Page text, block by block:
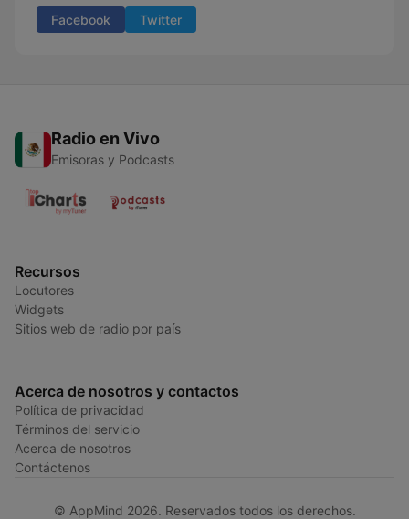
Facebook Twitter
Radio en Vivo
Emisoras y Podcasts
Recursos
Locutores
Widgets
Sitios web de radio por país
Acerca de nosotros y contactos
Política de privacidad
Términos del servicio
Acerca de nosotros
Contáctenos
© AppMind 2026. Reservados todos los derechos.